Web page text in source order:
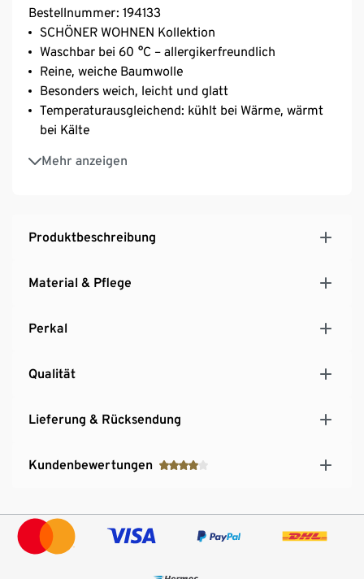
Bestellnummer: 194133
SCHÖNER WOHNEN Kollektion
Waschbar bei 60 °C – allergikerfreundlich
Reine, weiche Baumwolle
Besonders weich, leicht und glatt
Temperaturausgleichend: kühlt bei Wärme, wärmt
bei Kälte
Mehr anzeigen
Besonders saugfähig – für ein angenehmes
Geeignet für Matratzen mit einer Höhe von bis zu
Produktbeschreibung
Material & Pflege
Perkal
Qualität
Lieferung & Rücksendung
Kundenbewertungen